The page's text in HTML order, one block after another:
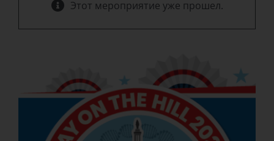
Этот мероприятие уже прошел.